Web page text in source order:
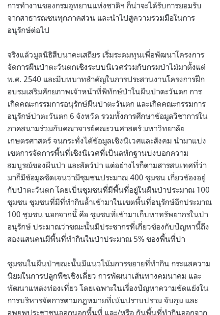
การทำงานของกรมอุทยานแห่งชาติฯ ก็น่าจะได้รับการยอมรับ
จากสาธารณชนทุกภาคส่วน และนำไปสู่ความร่วมมือในการ
อนุรักษ์ต่อไป
จริงแล้วมูลนิธิสืบนาคะเสถียร เริ่มระดมทุนเพื่อพัฒนาโครงการ
จัดการผืนป่าตะวันตกเชิงระบบนิเวศร่วมกับกรมป่าไม้มาตั้งแต่
พ.ศ. 2540 และมีบทบาทสำคัญในการประสานงานโครงการฝึก
อบรมเสริมศักยภาพเจ้าหน้าที่พิทักษ์ป่าในผืนป่าตะวันตก การ
เกิดคณะกรรมการอนุรักษ์ผืนป่าตะวันตก และเกิดคณะกรรมการ
อนุรักษ์ป่าตะวันตก 6 จังหวัด รวมทั้งการศึกษาข้อมูลวิชาการใน
ภาคสนามร่วมกับคณาจารย์คณะวนศาสตร์ มหาวิทยาลัย
เกษตรศาสตร์ จนกระทั่งได้ข้อมูลเชิงนิเวศและสังคม นำมาแบ่ง
เขตการจัดการพื้นที่เชิงนิเวศที่เป็นลหักฐานบ่งบอกความ
สมบูรณ์ของผืนป่า และสัตว์ป่า แต่อย่างไรก็ตามสารสนเทศที่ว่า
มาก็มีข้อมูลชัดเจนว่ามีชุมชนประมาณ 400 ชุมชน เกี่ยวข้องอยู่
กับป่าตะวันตก โดยเป็นชุมชนที่มีพื้นที่อยู่ในผืนป่าประมาณ 100
ชุมชน ชุมชนที่มีที่ทำกินล้ำเข้ามาในเขตพื้นที่อนุรักษ์อีกประมาณ
100 ชุมชน นอกจากนี้ คือ ชุมชนที่เข้ามาเก็บหาทรัพยากรในป่า
อนุรักษ์ ประมาณว่าขณะนั้นมีประชากรที่เกี่ยวข้องกับปัญหานี้ถึง
สองแสนคนมีพื้นที่ทำกินในป่าประมาณ 5% ของพื้นที่ป่า
ชุมชนในผืนป่าขณะนั้นมีแนวโน้มการขยายที่ทำกิน กระแสความ
นิยมในการปลูกพืชเชิงเดี่ยว การพัฒนาเส้นทางคมนาคม และ
พัฒนาแหล่งท่องเที่ยว โดยเฉพาะในเรื่องปัญหาความขัดแย้งใน
การบริหารจัดการตามกฏหมายที่เน้นปราบปราม จับกุม และ
อพยพประชาชนออกนอกพื้นที่ และ/หรือ กันพื้นที่ทำกินออกจาก